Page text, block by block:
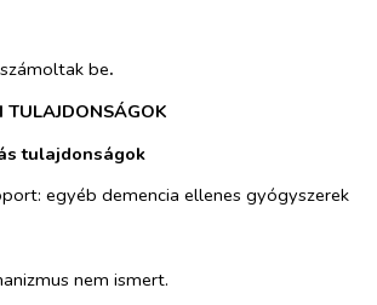
be.
tulajdonságok
egyéb demencia ellenes gyógyszerek
nem ismert.